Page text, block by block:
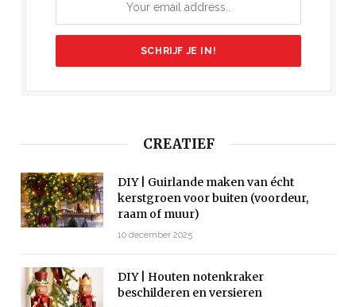
CREATIEF
DIY | Guirlande maken van écht
kerstgroen voor buiten (voordeur,
raam of muur)
10 december 2025
DIY | Houten notenkraker
beschilderen en versieren